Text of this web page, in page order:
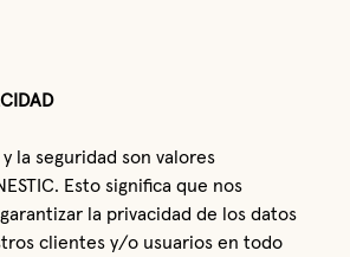
la seguridad son valores
Esto significa que nos
la privacidad de los datos
clientes y/o usuarios en todo